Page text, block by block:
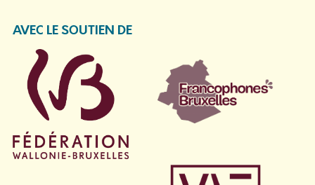
AVEC LE SOUTIEN DE